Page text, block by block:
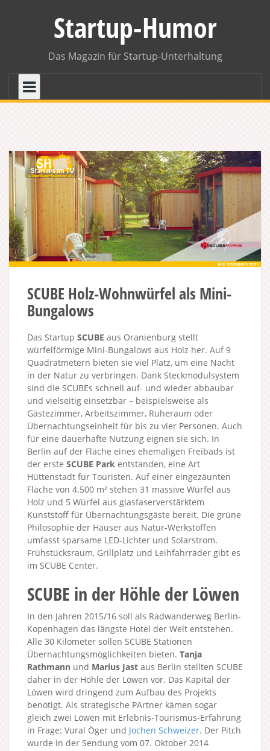
Startup-Humor
Das Magazin für Startup-Unterhaltung
SCUBE Holz-Wohnwürfel als Mini-
Bungalows
Das Startup SCUBE aus Oranienburg stellt
würfelförmige Mini-Bungalows aus Holz her. Auf 9
Quadratmetern bieten sie viel Platz, um eine Nacht
in der Natur zu verbringen. Dank Steckmodulsystem
sind die SCUBEs schnell auf- und wieder abbaubar
und vielseitig einsetzbar – beispielsweise als
Gästezimmer, Arbeitszimmer, Ruheraum oder
Übernachtungseinheit für bis zu vier Personen. Auch
für eine dauerhafte Nutzung eignen sie sich. In
Berlin auf der Fläche eines ehemaligen Freibads ist
der erste SCUBE Park entstanden, eine Art
Hüttenstadt für Touristen. Auf einer eingezäunten
Fläche von 4.500 m² stehen 31 massive Würfel aus
Holz und 5 Würfel aus glasfaserverstärktem
Kunststoff für Übernachtungsgäste bereit. Die grüne
Philosophie der Häuser aus Natur-Werkstoffen
umfasst sparsame LED-Lichter und Solarstrom.
Frühstücksraum, Grillplatz und Leihfahrräder gibt es
im SCUBE Center.
SCUBE in der Höhle der Löwen
In den Jahren 2015/16 soll als Radwanderweg Berlin-
Kopenhagen das längste Hotel der Welt entstehen.
Alle 30 Kilometer sollen SCUBE Stationen
Übernachtungsmöglichkeiten bieten. Tanja
Rathmann und Marius Jast aus Berlin stellten SCUBE
daher in der Höhle der Löwen vor. Das Kapital der
Löwen wird dringend zum Aufbau des Projekts
benötigt. Als strategische PArtner kämen sogar
gleich zwei Löwen mit Erlebnis-Tourismus-Erfahrung
in Frage: Vural Öger und Jochen Schweizer. Der Pitch
wurde in der Sendung vom 07. Oktober 2014